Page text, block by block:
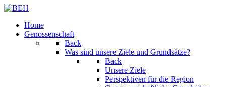
Home
Genossenschaft
Back
Was sind unsere Ziele und Grundsätze?
Back
Unsere Ziele
Perspektiven für die Region